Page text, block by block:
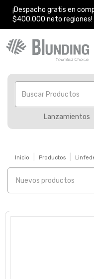
¡Despacho gratis en
$400.000 neto regiones!
Buscar Productos
Lanzamientos
Inicio Productos